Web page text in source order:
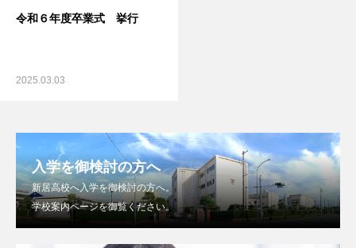
令和６年度卒業式 挙行
2025.03.03
入学を御検討の方へ
新居高校へ入学を御検討の方へ。
学校案内ページを御覧ください。